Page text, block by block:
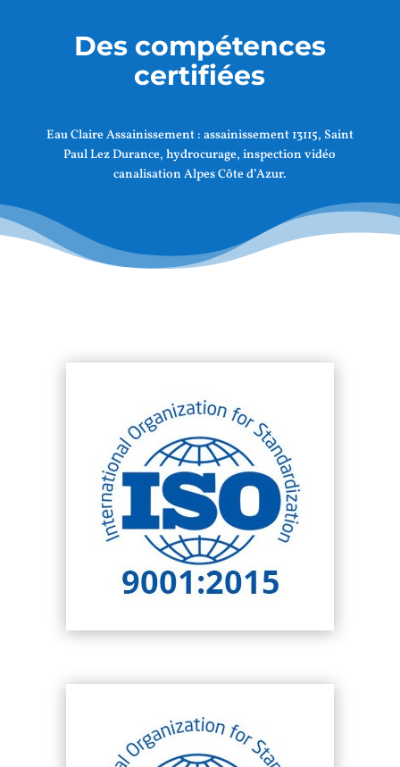
Des compétences
certifiées
Eau Claire Assainissement : assainissement 13115, Saint
Paul Lez Durance, hydrocurage, inspection vidéo
canalisation Alpes Côte d’Azur.